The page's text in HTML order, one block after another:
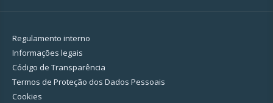
Regulamento interno
Informações legais
Código de Transparência
Termos de Proteção dos Dados Pessoais
Cookies